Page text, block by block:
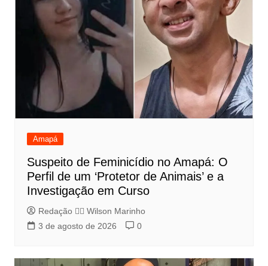
Amapá
Suspeito de Feminicídio no Amapá: O
Perfil de um ‘Protetor de Animais’ e a
Investigação em Curso
Redação 👨‍⚖️​ Wilson Marinho
3 de agosto de 2026
0